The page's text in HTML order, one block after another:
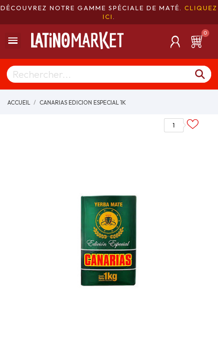
DÉCOUVREZ NOTRE GAMME SPÉCIALE DE MATÉ. CLIQUEZ
ICI
ACCUEIL CANARIAS EDICION ESPECIAL 1K
1